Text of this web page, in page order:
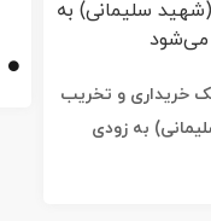
خریداری و تخریب
(شهید سلیمانی) به زودی